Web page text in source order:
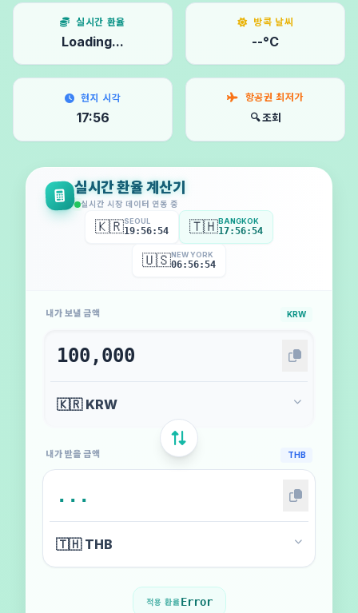
실시간 환율
Loading...
방콕 날씨
--°C
현지 시각
17:56
항공권 최저가
🔍 조회
실시간 환율 계산기
실시간 시장 데이터 연동 중
🇰🇷SEOUL
19:56:57 🇹🇭BANGKOK
17:56:57
🇺🇸NEW YORK
06:56:57
내가 보낼 금액 KRW
내가 받을 금액 THB
적용 환율Error